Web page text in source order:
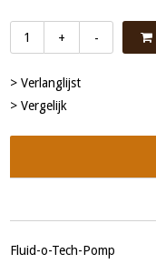
+ -
> Verlanglijst
> Vergelijk
Fluid-o-Tech-Pomp